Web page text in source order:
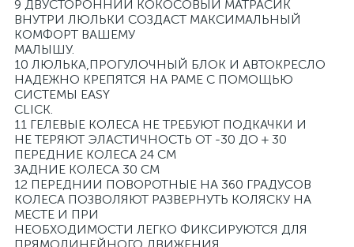
9 ДВУСТОРОННИЙ КОКОСОВЫЙ МАТРАСИК
ВНУТРИ ЛЮЛЬКИ СОЗДАСТ МАКСИМАЛЬНЫЙ
КОМФОРТ ВАШЕМУ
МАЛЫШУ.
10 ЛЮЛЬКА,ПРОГУЛОЧНЫЙ БЛОК И АВТОКРЕСЛО
НАДЕЖНО КРЕПЯТСЯ НА РАМЕ С ПОМОЩЬЮ
СИСТЕМЫ EASY
CLICK.
11 ГЕЛЕВЫЕ КОЛЕСА НЕ ТРЕБУЮТ ПОДКАЧКИ И
НЕ ТЕРЯЮТ ЭЛАСТИЧНОСТЬ ОТ -30 ДО + 30
ПЕРЕДНИЕ КОЛЕСА 24 СМ
ЗАДНИЕ КОЛЕСА 30 СМ
12 ПЕРЕДНИИ ПОВОРОТНЫЕ НА 360 ГРАДУСОВ
КОЛЕСА ПОЗВОЛЯЮТ РАЗВЕРНУТЬ КОЛЯСКУ НА
МЕСТЕ И ПРИ
НЕОБХОДИМОСТИ ЛЕГКО ФИКСИРУЮТСЯ ДЛЯ